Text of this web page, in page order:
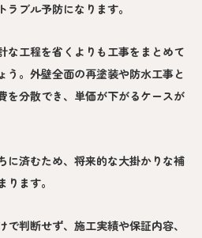
ブル予防になります。
な工程を省くよりも工事をまとめて
う。外壁全面の再塗装や防水工事と
を分散でき、単価が下がるケースが
に済むため、将来的な大掛かりな補
ます。
判断せず、施工実績や保証内容、